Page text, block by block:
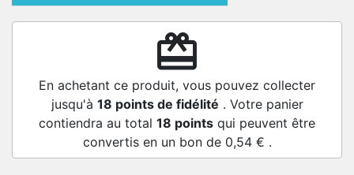
redeem
En achetant ce produit, vous pouvez collecter
jusqu'à 18 points de fidélité . Votre panier
contiendra au total 18 points qui peuvent être
convertis en un bon de 0,54 € .